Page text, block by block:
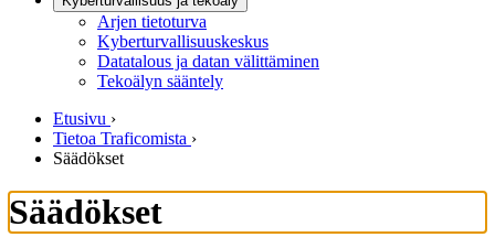
Arjen tietoturva
Kyberturvallisuuskeskus
Datatalous ja datan välittäminen
Tekoälyn sääntely
Etusivu ›
Tietoa Traficomista ›
Säädökset
Säädökset